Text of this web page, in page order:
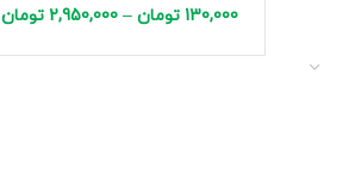
130,000 تومان –
2,950,000 تومان